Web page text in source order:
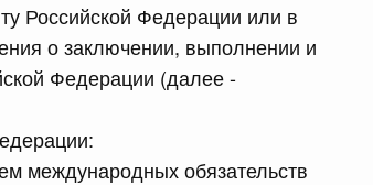
Российской Федерации или в
о заключении, выполнении и
Федерации (далее -
международных обязательств
г. № 926
и